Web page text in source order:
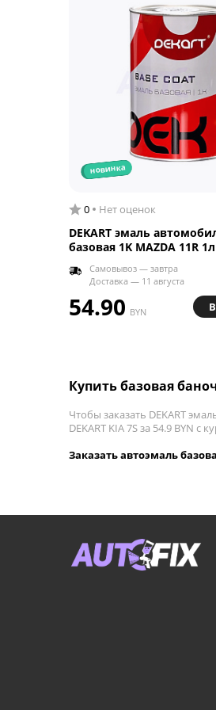
новинка
0 Нет оценок
DEKART эмаль
базовая 1K MAZDA 11R 1л
Самовывоз — завтра
Доставка — 11 августа
54.90 BYN
Купить базовая
Чтобы заказать DEKART
DEKART KIA 7S за 54.9 BYN с
Заказать автоэмаль